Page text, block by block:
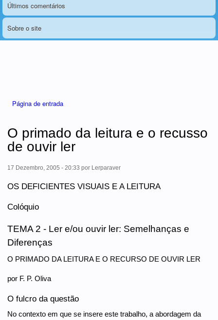
Últimos comentários
Sobre o site
Página de entrada
O primado da leitura e o recusso
de ouvir ler
17 Dezembro, 2005 - 20:33 por Lerparaver
OS DEFICIENTES VISUAIS E A LEITURA
Colóquio
TEMA 2 - Ler e/ou ouvir ler: Semelhanças e
Diferenças
O PRIMADO DA LEITURA E O RECURSO DE OUVIR LER
por F. P. Oliva
O fulcro da questão
No contexto em que se insere este trabalho, a abordagem da